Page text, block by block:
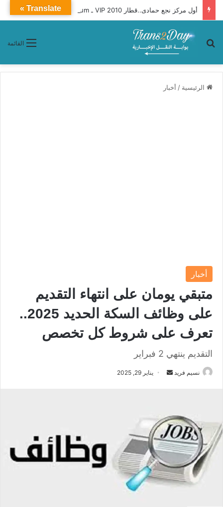
أول مركز نجع حمادى..قطار 2010 VIP ـ Premium محافظات «القاهرة ـ أسوان»
القائمة بحث عن
الرئيسية / أخبار
أخبار
متبقي يومان على انتهاء التقديم
على وظائف السكة الحديد 2025..
تعرف على شروط كل تخصص
التقديم ينتهي 2 فبراير
نسيم فريد
ب
ر
ي
ا
إ
يناير 29, 2025
Translate »